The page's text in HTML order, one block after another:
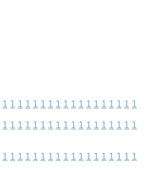
1 1 1 1 1 1 1 1 1 1 1 1 1 1 1 1 1 1
1 1 1 1 1 1 1 1 1 1 1 1 1 1 1 1 1 1
1 1 1 1 1 1 1 1 1 1 1 1 1 1 1 1 1 1